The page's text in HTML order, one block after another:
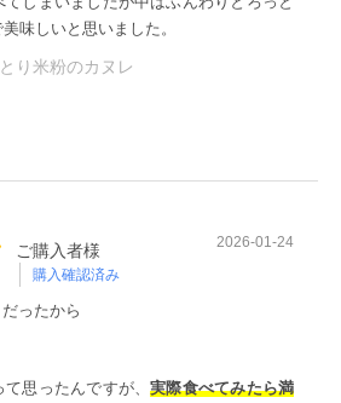
味しいと思いました。
り米粉のカヌレ
ご購入者様
購入確認済み
2026-01-24
ったから
て思ったんですが、実際食べてみたら満